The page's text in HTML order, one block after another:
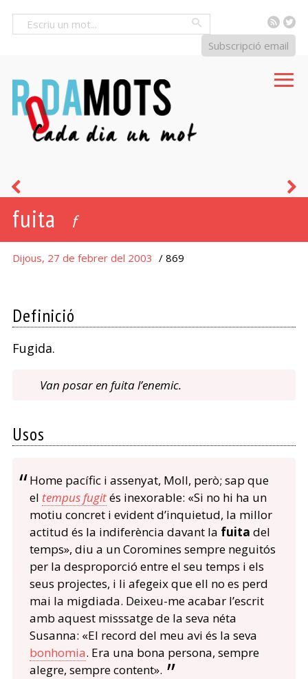
RSS
Subscripció email
fuita f
Dijous, 27 de febrer del 2003 / 869
Definició
Fugida.
Van posar en fuita l’enemic.
Usos
Home pacífic i assenyat, Moll, però; sap que
el tempus fugités inexorable: «Si no hi ha un
motiu concret i evident d’inquietud, la millor
actitud és la indiferència davant la fuita del
temps», diu a un Coromines sempre neguitós
per la desproporció entre el seu temps i els
seus projectes, i li afegeix que ell no es perd
mai la migdiada. Deixeu-me acabar l’escrit
amb aquest misssatge de la seva néta
Susanna: «El record del meu avi és la seva
bonhomia. Era una bona persona, sempre
alegre, sempre content».
estar
dat
i
beneït